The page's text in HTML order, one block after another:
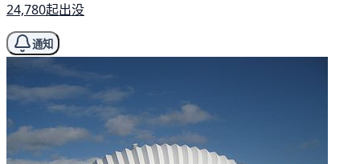
24,780起出没
通知